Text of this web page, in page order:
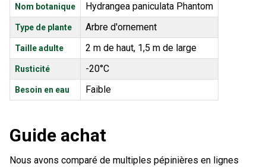
Nom botanique Hydrangea paniculata Phantom
Type de plante Arbre d'ornement
Taille adulte 2 m de haut, 1,5 m de large
Rusticité -20°C
Besoin en eau Faible
Guide achat
Nous avons comparé de multiples pépinières en lignes